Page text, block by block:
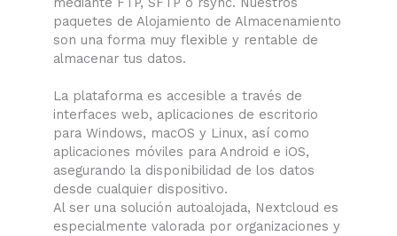
paquetes de Alojamiento de Almacenamiento
son una forma muy flexible y rentable de
almacenar tus datos.​
La plataforma es accesible a través de
interfaces web, aplicaciones de escritorio
para Windows, macOS y Linux, así como
aplicaciones móviles para Android e iOS,
asegurando la disponibilidad de los datos
desde cualquier dispositivo. ​
Al ser una solución autoalojada, Nextcloud es
especialmente valorada por organizaciones y